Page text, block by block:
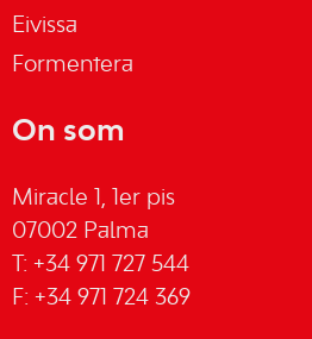
Eivissa
Formentera
On som
Miracle 1, 1er pis
07002 Palma
T: +34 971 727 544
F: +34 971 724 369